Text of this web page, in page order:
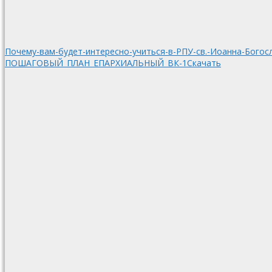
Почему-вам-будет-интересно-учиться-в-РПУ-св.-Иоанна-
ПОШАГОВЫЙ_ПЛАН_ЕПАРХИАЛЬНЫЙ_ВК-1Скачать